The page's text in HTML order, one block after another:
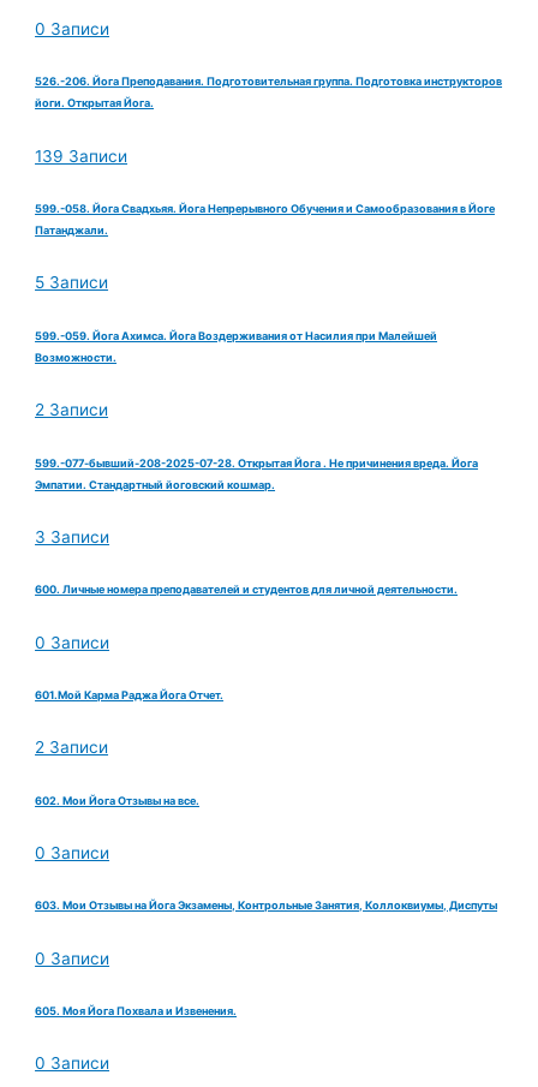
0 Записи
526.-206. Йога Преподавания. Подготовительная группа. Подготовка инструкторов
йоги. Открытая Йога.
139 Записи
599.-058. Йога Свадхьяя. Йога Непрерывного Обучения и Самообразования в Йоге
Патанджали.
5 Записи
599.-059. Йога Ахимса. Йога Воздерживания от Насилия при Малейшей
Возможности.
2 Записи
599.-077-бывший-208-2025-07-28. Открытая Йога . Не причинения вреда. Йога
Эмпатии. Стандартный йоговский кошмар.
3 Записи
600. Личные номера преподавателей и студентов для личной деятельности.
0 Записи
601.Мой Карма Раджа Йога Отчет.
2 Записи
602. Мои Йога Отзывы на все.
0 Записи
603. Мои Отзывы на Йога Экзамены, Контрольные Занятия, Коллоквиумы, Диспуты
0 Записи
605. Моя Йога Похвала и Извенения.
0 Записи